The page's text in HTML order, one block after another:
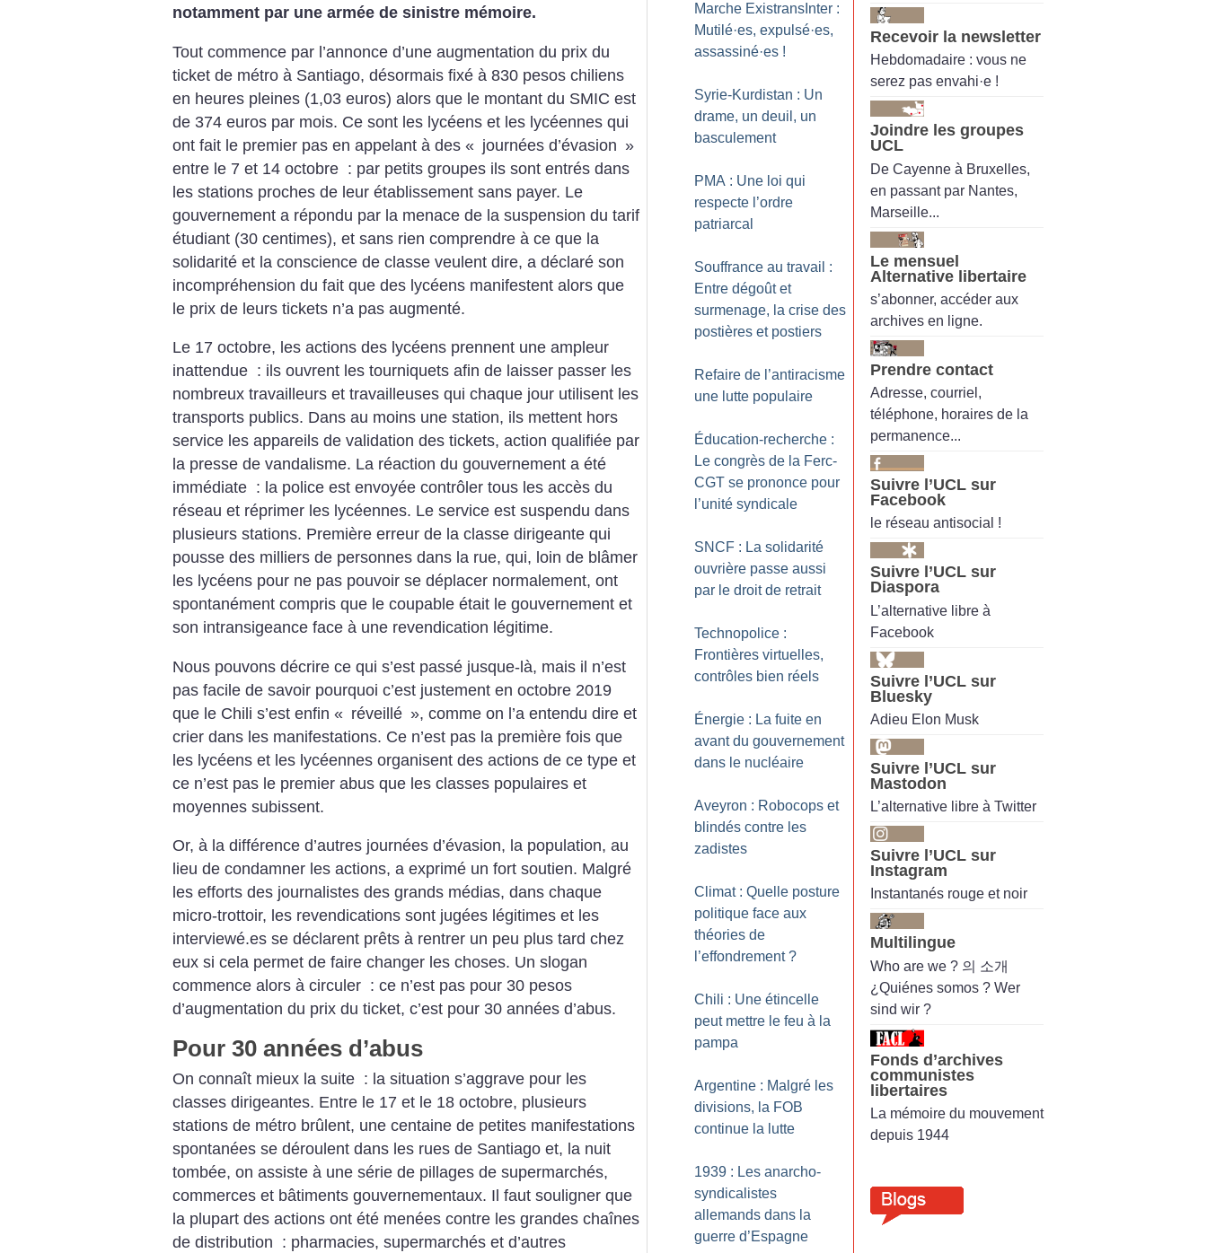
notamment par une armée de sinistre mémoire.
Tout commence par l’annonce d’une augmentation du prix du
ticket de métro à Santiago, désormais fixé à 830 pesos chiliens
en heures pleines (1,03 euros) alors que le montant du SMIC est
de 374 euros par mois. Ce sont les lycéens et les lycéennes qui
ont fait le premier pas en appelant à des « journées d’évasion »
entre le 7 et 14 octobre : par petits groupes ils sont entrés dans
les stations proches de leur établissement sans payer. Le
gouvernement a répondu par la menace de la suspension du tarif
étudiant (30 centimes), et sans rien comprendre à ce que la
solidarité et la conscience de classe veulent dire, a déclaré son
incompréhension du fait que des lycéens manifestent alors que
le prix de leurs tickets n’a pas augmenté.
Le 17 octobre, les actions des lycéens prennent une ampleur
inattendue : ils ouvrent les tourniquets afin de laisser passer les
nombreux travailleurs et travailleuses qui chaque jour utilisent les
transports publics. Dans au moins une station, ils mettent hors
service les appareils de validation des tickets, action qualifiée par
la presse de vandalisme. La réaction du gouvernement a été
immédiate : la police est envoyée contrôler tous les accès du
réseau et réprimer les lycéennes. Le service est suspendu dans
plusieurs stations. Première erreur de la classe dirigeante qui
pousse des milliers de personnes dans la rue, qui, loin de blâmer
les lycéens pour ne pas pouvoir se déplacer normalement, ont
spontanément compris que le coupable était le gouvernement et
son intransigeance face à une revendication légitime.
Nous pouvons décrire ce qui s’est passé jusque-là, mais il n’est
pas facile de savoir pourquoi c’est justement en octobre 2019
que le Chili s’est enfin « réveillé », comme on l’a entendu dire et
crier dans les manifestations. Ce n’est pas la première fois que
les lycéens et les lycéennes organisent des actions de ce type et
ce n’est pas le premier abus que les classes populaires et
moyennes subissent.
Or, à la différence d’autres journées d’évasion, la population, au
lieu de condamner les actions, a exprimé un fort soutien. Malgré
les efforts des journalistes des grands médias, dans chaque
micro-trottoir, les revendications sont jugées légitimes et les
interviewé.es se déclarent prêts à rentrer un peu plus tard chez
eux si cela permet de faire changer les choses. Un slogan
commence alors à circuler : ce n’est pas pour 30 pesos
d’augmentation du prix du ticket, c’est pour 30 années d’abus.
Pour 30 années d’abus
On connaît mieux la suite : la situation s’aggrave pour les
classes dirigeantes. Entre le 17 et le 18 octobre, plusieurs
stations de métro brûlent, une centaine de petites manifestations
spontanées se déroulent dans les rues de Santiago et, la nuit
tombée, on assiste à une série de pillages de supermarchés,
commerces et bâtiments gouvernementaux. Il faut souligner que
la plupart des actions ont été menées contre les grandes chaînes
de distribution : pharmacies, supermarchés et d’autres
Marche ExistransInter :
Mutilé·es, expulsé·es,
assassiné·es !
Syrie-Kurdistan : Un
drame, un deuil, un
basculement
PMA : Une loi qui
respecte l’ordre
patriarcal
Souffrance au travail :
Entre dégoût et
surmenage, la crise des
postières et postiers
Refaire de l’antiracisme
une lutte populaire
Éducation-recherche :
Le congrès de la Ferc-
CGT se prononce pour
l’unité syndicale
SNCF : La solidarité
ouvrière passe aussi
par le droit de retrait
Technopolice :
Frontières virtuelles,
contrôles bien réels
Énergie : La fuite en
avant du gouvernement
dans le nucléaire
Aveyron : Robocops et
blindés contre les
zadistes
Climat : Quelle posture
politique face aux
théories de
l’effondrement ?
Chili : Une étincelle
peut mettre le feu à la
pampa
Argentine : Malgré les
divisions, la FOB
continue la lutte
1939 : Les anarcho-
syndicalistes
allemands dans la
guerre d’Espagne
Recevoir la newsletter
Hebdomadaire : vous ne
serez pas envahi·e !
Joindre les groupes
UCL
De Cayenne à Bruxelles,
en passant par Nantes,
Marseille...
Le mensuel
Alternative libertaire
s’abonner, accéder aux
archives en ligne.
Prendre contact
Adresse, courriel,
téléphone, horaires de la
permanence...
Suivre l’UCL sur
Facebook
le réseau antisocial !
Suivre l’UCL sur
Diaspora
L’alternative libre à
Facebook
Suivre l’UCL sur
Bluesky
Adieu Elon Musk
Suivre l’UCL sur
Mastodon
L’alternative libre à Twitter
Suivre l’UCL sur
Instagram
Instantanés rouge et noir
Multilingue
Who are we ? 의 소개
¿Quiénes somos ? Wer
sind wir ?
Fonds d’archives
communistes
libertaires
La mémoire du mouvement
depuis 1944